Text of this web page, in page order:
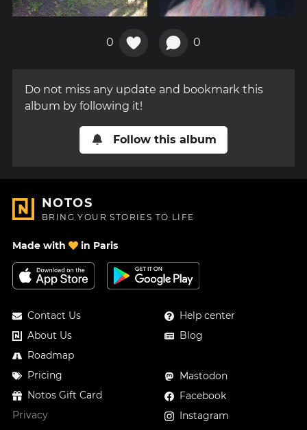
0 0
Do not miss any update and bookmark this
album by following it!
Follow this album
NOTOS
BRING YOUR STORIES TO LIFE
Made with in Paris
Contact Us
About Us
Roadmap
Pricing
Notos Gift Card
Privacy
Help center
Blog
Mastodon
Facebook
Instagram